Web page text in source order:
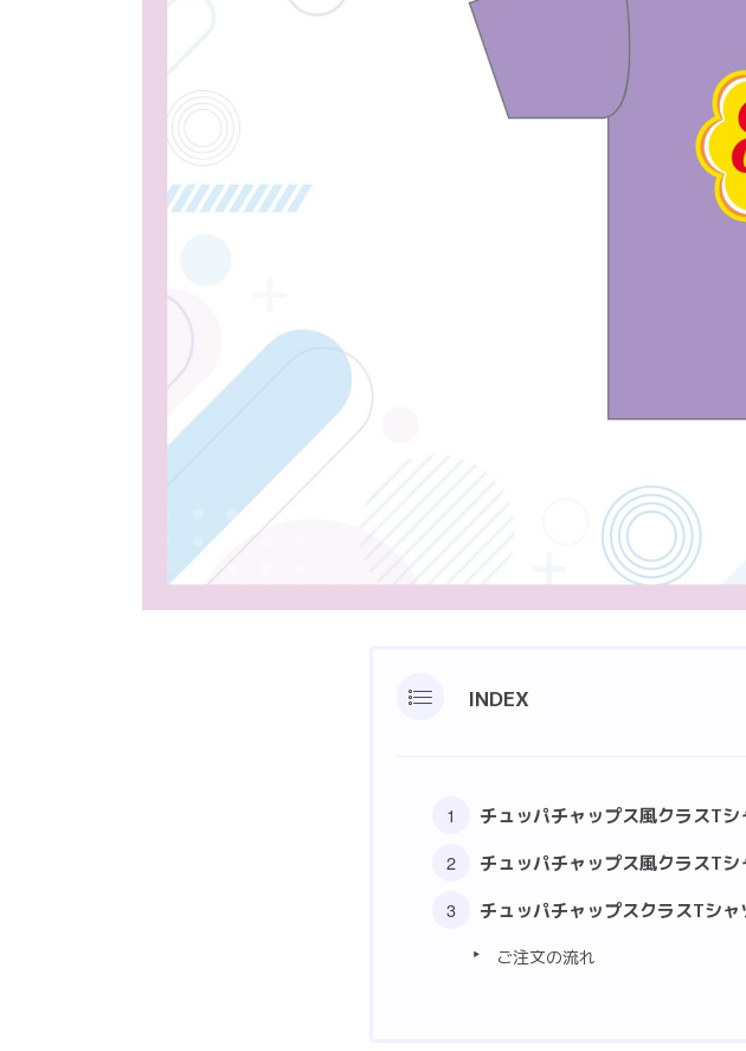
INDEX
チュッパチャップス風クラスT
チュッパチャップス風クラスTシ
チュッパチャップスクラスTシャ
ご注文の流れ